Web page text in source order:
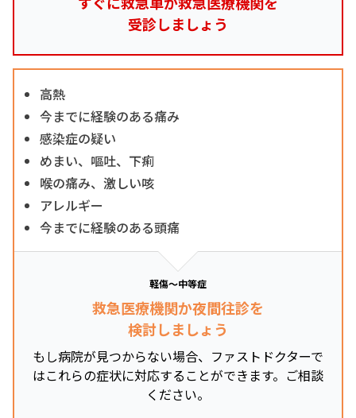
受診しましょう
高熱
今までに経験のある痛み
感染症の疑い
めまい、嘔吐、下痢
喉の痛み、激しい咳
アレルギー
今までに経験のある頭痛
軽傷～中等症
救急医療機関か夜間往診を
検討しましょう
もし病院が見つからない場合、ファストドクターで
はこれらの症状に対応することができます。ご相談
ください。